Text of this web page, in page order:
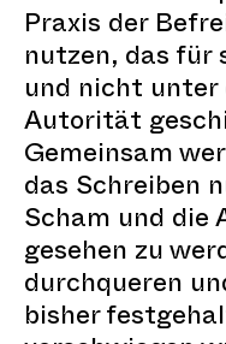
Praxis der
nutzen, das für
und nicht unter
Autorität
Gemeinsam
das Schreiben
Scham und die
gesehen zu
durchqueren
bisher